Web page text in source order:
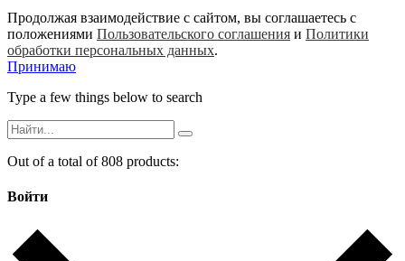
Продолжая взаимодействие с сайтом, вы соглашаетесь с
положениями Пользовательского соглашения и Политики
обработки персональных данных.
Принимаю
Type a few things below to search
Out of a total of 808 products:
Войти